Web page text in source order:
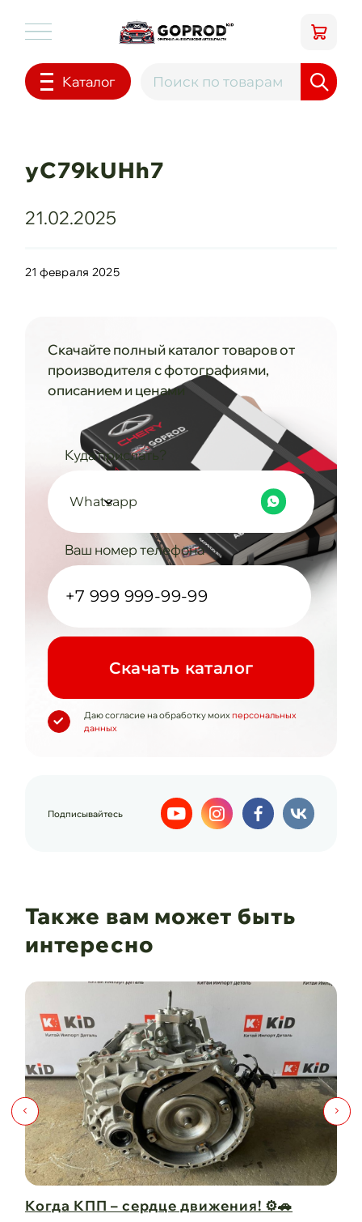
Каталог
yC79kUHh7
21.02.2025
21 февраля 2025
Скачайте полный каталог товаров от
производителя с фотографиями,
описанием и ценами
Куда прислать?
Whatsapp
Ваш номер телефона
Cкачать каталог
Даю согласие на обработку моих персональных
данных
Подписывайтесь
Также вам может быть
интересно
⚙️🚗
Капот для Changan UNI-V –